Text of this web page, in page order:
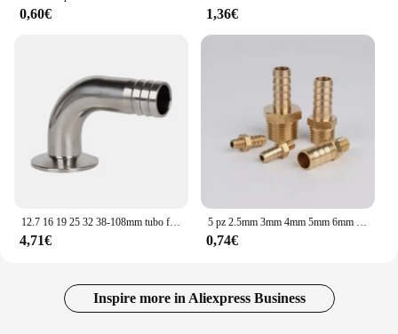
0,60€ 1,36€
12.7 16 19 25 32 38-108mm tubo flessibile x 1.5 " - 4" Tri Clamp 90 gradi gomito SUS 304 acciaio inossidabile sanitario birra artigianale birra vino
4,71€
5 pz 2.5mm 3mm 4mm 5mm 6mm 8mm 10mm tubo flessibile Barb OD a M3 M4 M5 M6 M8 filettatura maschio metrica raccordo per tubo in ottone giunto di accoppiamento capezzolo
0,74€
Inspire more in Aliexpress Business